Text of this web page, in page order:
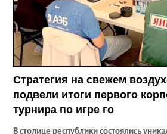
Стратегия на свежем
подвели итоги первого
турнира по игре го
В столице республики состоялись